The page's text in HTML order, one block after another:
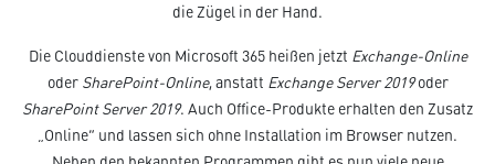
die Zügel in der Hand.
Die Clouddienste von Microsoft 365 heißen jetzt Exchange-Online
oder SharePoint-Online, anstatt Exchange Server 2019oder
SharePoint Server 2019. Auch Office-Produkte erhalten den Zusatz
„Online“ und lassen sich ohne Installation im Browser nutzen.